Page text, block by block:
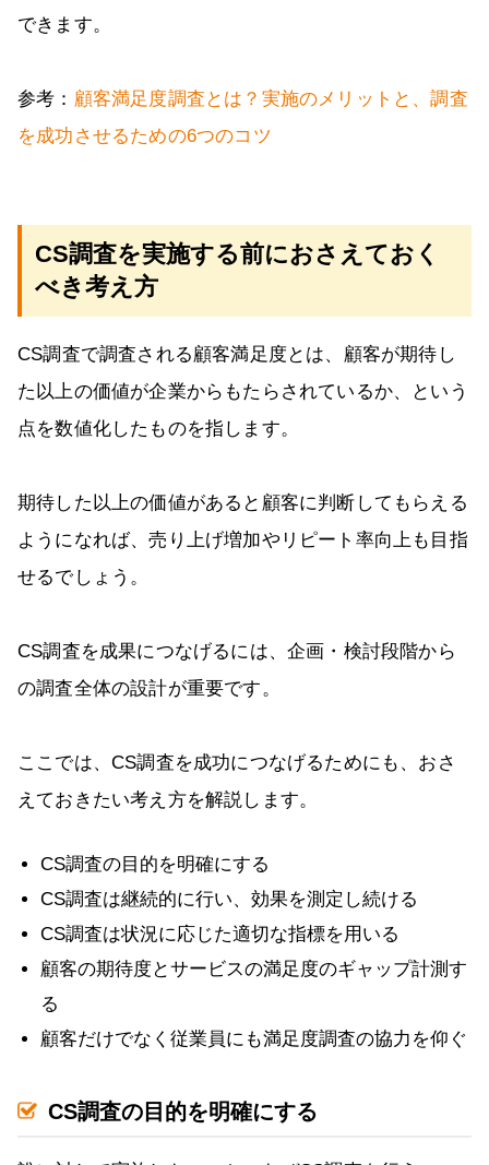
できます。
参考： 顧客満足度調査とは？実施のメリットと、調査
を成功させるための6つのコツ
CS調査を実施する前におさえておく
べき考え方
CS調査で調査される顧客満足度とは、顧客が期待し
た以上の価値が企業からもたらされているか、という
点を数値化したものを指します。
期待した以上の価値があると顧客に判断してもらえる
ようになれば、売り上げ増加やリピート率向上も目指
せるでしょう。
CS調査を成果につなげるには、企画・検討段階から
の調査全体の設計が重要です。
ここでは、CS調査を成功につなげるためにも、おさ
えておきたい考え方を解説します。
CS調査の目的を明確にする
CS調査は継続的に行い、効果を測定し続ける
CS調査は状況に応じた適切な指標を用いる
顧客の期待度とサービスの満足度のギャップ計測す
る
顧客だけでなく従業員にも満足度調査の協力を仰ぐ
CS調査の目的を明確にする